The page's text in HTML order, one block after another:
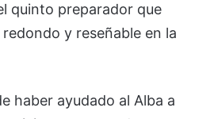
quinto preparador que
y reseñable en la
haber ayudado al Alba a